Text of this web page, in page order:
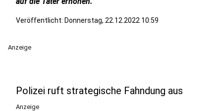
Veröffentlicht: Donnerstag, 22.12.2022 10:59
Anzeige
Polizei ruft strategische Fahndung aus
Anzeige